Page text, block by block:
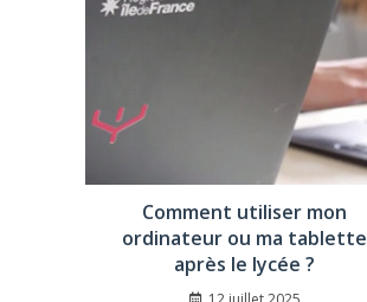
Comment utiliser mon
ordinateur ou ma tablette
après le lycée ?